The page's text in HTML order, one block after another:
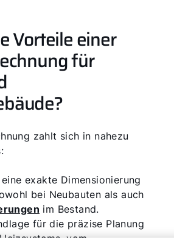
Vorteile einer
für
zahlt sich in nahezu
exakte Dimensionierung
bei Neubauten als auch
im Bestand.
für die präzise Planung
vom